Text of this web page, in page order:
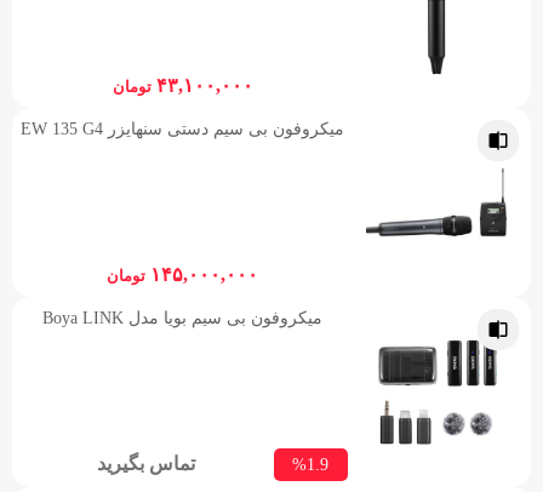
۴۳,۱۰۰,۰۰۰ تومان
میکروفون بی سیم دستی سنهایزر EW 135 G4
۱۴۵,۰۰۰,۰۰۰ تومان
میکروفون بی سیم بویا مدل Boya LINK
تماس بگیرید %1.9